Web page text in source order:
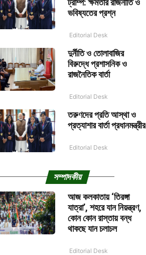
ট্রাম্প: ক্ষমতার রাজনীতি ও
ভবিষ্যতের প্রশ্ন
Editorial Desk
দুর্নীতি ও তোলাবাজির
বিরুদ্ধে প্রশাসনিক ও
রাজনৈতিক বার্তা
Editorial Desk
তরুণদের প্রতি আস্থা ও
প্রত্যাশার বার্তা প্রধানমন্ত্রীর
Editorial Desk
সম্পাদকীয়
আজ কলকাতায় ‘তিরঙ্গা
যাত্রা’, শহরে যান নিয়ন্ত্রণ,
কোন কোন রাস্তায় বন্ধ
থাকছে যান চলাচল
Editorial Desk